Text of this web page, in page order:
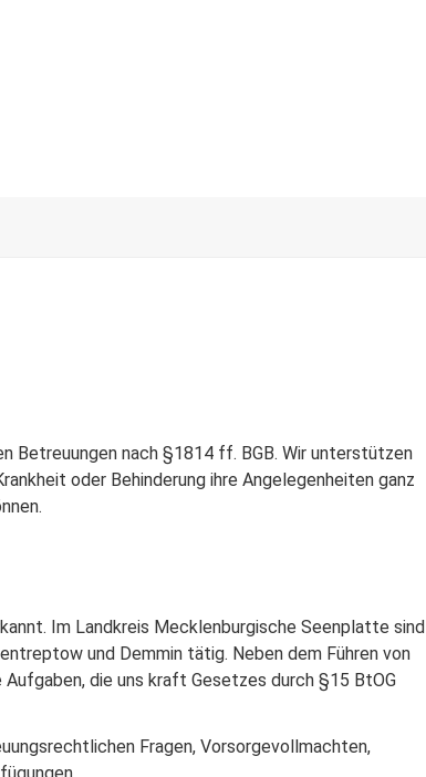
Betreuungen nach §1814 ff. BGB. Wir unterstützen
oder Behinderung ihre Angelegenheiten ganz
Im Landkreis Mecklenburgische Seenplatte sind
und Demmin tätig. Neben dem Führen von
die uns kraft Gesetzes durch §15 BtOG
Fragen, Vorsorgevollmachten,